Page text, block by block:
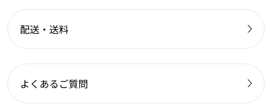
配送・送料
よくあるご質問